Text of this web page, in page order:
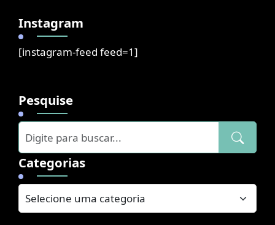
Instagram
[instagram-feed feed=1]
Pesquise
Categorias